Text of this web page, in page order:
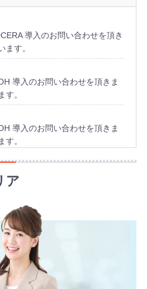
導入のお問い合わせを頂き
ます。
導入のお問い合わせを頂きま
す。
導入のお問い合わせを頂きま
す。
導入のお問い合わせを頂きま
す。
MINOLTA 導入のお問い合わ
うございます。
ア